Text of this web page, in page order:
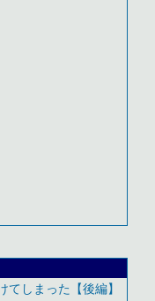
てしまった【後編】